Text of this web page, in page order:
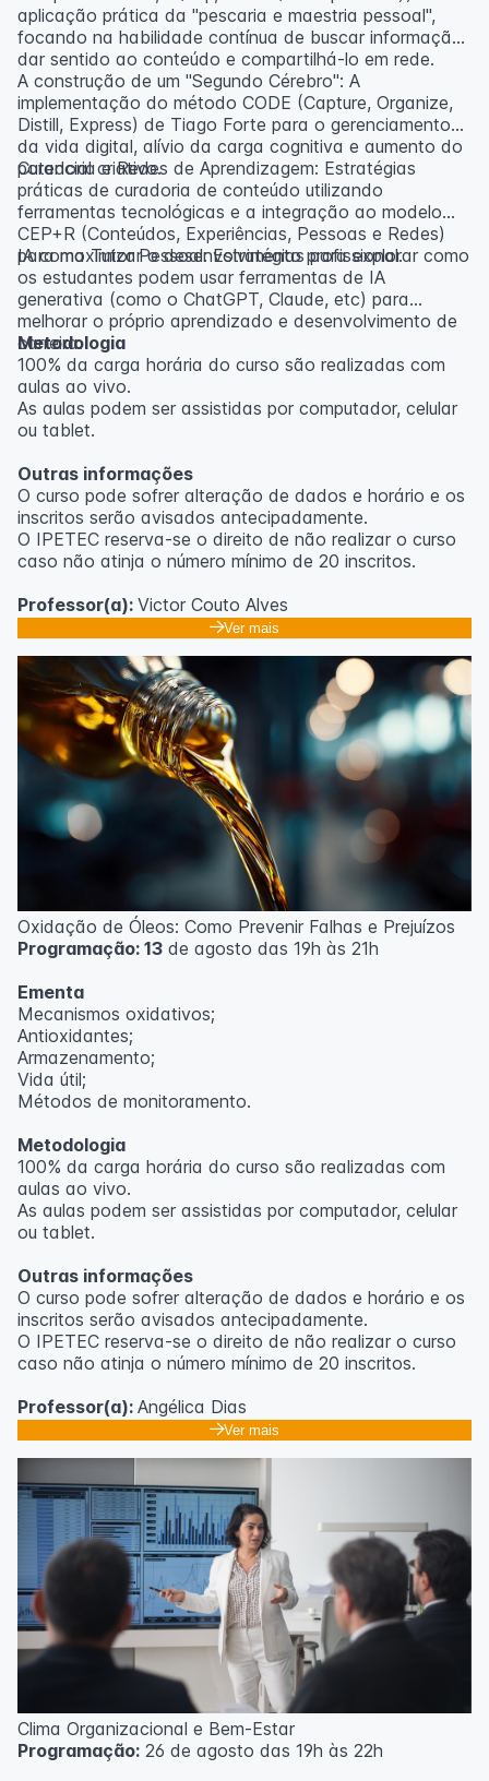
aplicação prática da "pescaria e maestria pessoal",
focando na habilidade contínua de buscar informação,
dar sentido ao conteúdo e compartilhá-lo em rede.
A construção de um "Segundo Cérebro": A
implementação do método CODE (Capture, Organize,
Distill, Express) de Tiago Forte para o gerenciamento
da vida digital, alívio da carga cognitiva e aumento do
potencial criativo.
Curadoria e Redes de Aprendizagem: Estratégias
práticas de curadoria de conteúdo utilizando
ferramentas tecnológicas e a integração ao modelo
CEP+R (Conteúdos, Experiências, Pessoas e Redes)
para maximizar o desenvolvimento profissional.
IA como Tutor Pessoal: Estratégias para explorar como
os estudantes podem usar ferramentas de IA
generativa (como o ChatGPT, Claude, etc) para
melhorar o próprio aprendizado e desenvolvimento de
carreira.
Metodologia
100% da carga horária do curso são realizadas com
aulas ao vivo.
As aulas podem ser assistidas por computador, celular
ou tablet.
Outras informações
O curso pode sofrer alteração de dados e horário e os
inscritos serão avisados ​​antecipadamente.
O IPETEC reserva-se o direito de não realizar o curso
caso não atinja o número mínimo de 20 inscritos.
Professor(a): Victor Couto Alves
Ver mais
Oxidação de Óleos: Como Prevenir Falhas e Prejuízos
Programação: 13 de agosto das 19h às 21h
Ementa
Mecanismos oxidativos;
Antioxidantes;
Armazenamento;
Vida útil;
Métodos de monitoramento.
Metodologia
100% da carga horária do curso são realizadas com
aulas ao vivo.
As aulas podem ser assistidas por computador, celular
ou tablet.
Outras informações
O curso pode sofrer alteração de dados e horário e os
inscritos serão avisados ​​antecipadamente.
O IPETEC reserva-se o direito de não realizar o curso
caso não atinja o número mínimo de 20 inscritos.
Professor(a): Angélica Dias
Ver mais
Clima Organizacional e Bem-Estar
Programação: 26 de agosto das 19h às 22h